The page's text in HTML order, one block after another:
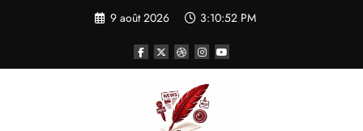
9 août 2026 3:10:53 PM